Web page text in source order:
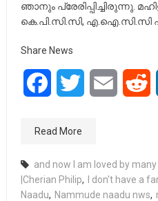
ഞാനും പ്രേരിപ്പിച്ചിരുന്നു.
കെ.പി.സി.സി, എ.ഐ.സി.സി
Share News
FacebookTwitter Email
Read More
and now I am loved by
|Cherian Philip, I don't have a
Naadu, Nammude naadu nws,